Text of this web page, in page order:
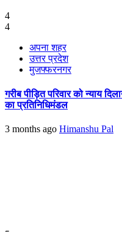
4
4
अपना शहर
उत्तर प्रदेश
मुजफ्फरनगर
गरीब पीड़ित परिवार को न्याय
का प्रतिनिधिमंडल
3 months ago Himanshu Pal